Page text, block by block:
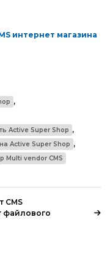
интернет магазина
,
Active Super Shop ,
Active Super Shop ,
Multi vendor CMS
CMS
файлового